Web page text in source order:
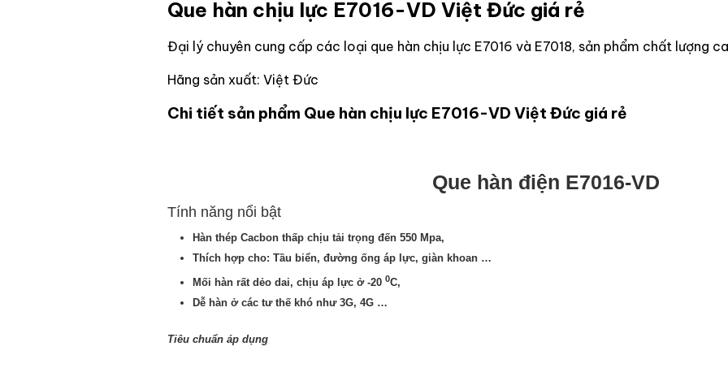
Que hàn chịu lực E7016-VD Việt Đức giá rẻ
Đại lý chuyên cung cấp các loại que hàn chịu lực E7016 và E7018, sản phẩm chất lượng
Hãng sản xuất: Việt Đức
Chi tiết sản phẩm Que hàn chịu lực E7016-VD Việt Đức giá rẻ
Que hàn điện E7016-VD
Tính năng nổi bật
Hàn thép Cacbon thấp chịu tải trọng đến 550 Mpa,
Thích hợp cho: Tầu biển, đường ống áp lực, giàn khoan …
Mối hàn rất dẻo dai, chịu áp lực ở -20 0C,
Dễ hàn ở các tư thế khó như 3G, 4G …
Tiêu chuẩn áp dụng